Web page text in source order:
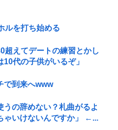
ルを打ち始める
超えてデートの練習とかし
代の子供がいるぞ」
で到来へwww
の辞めない？札曲がるよ
ゃいけないんですか」 ←...